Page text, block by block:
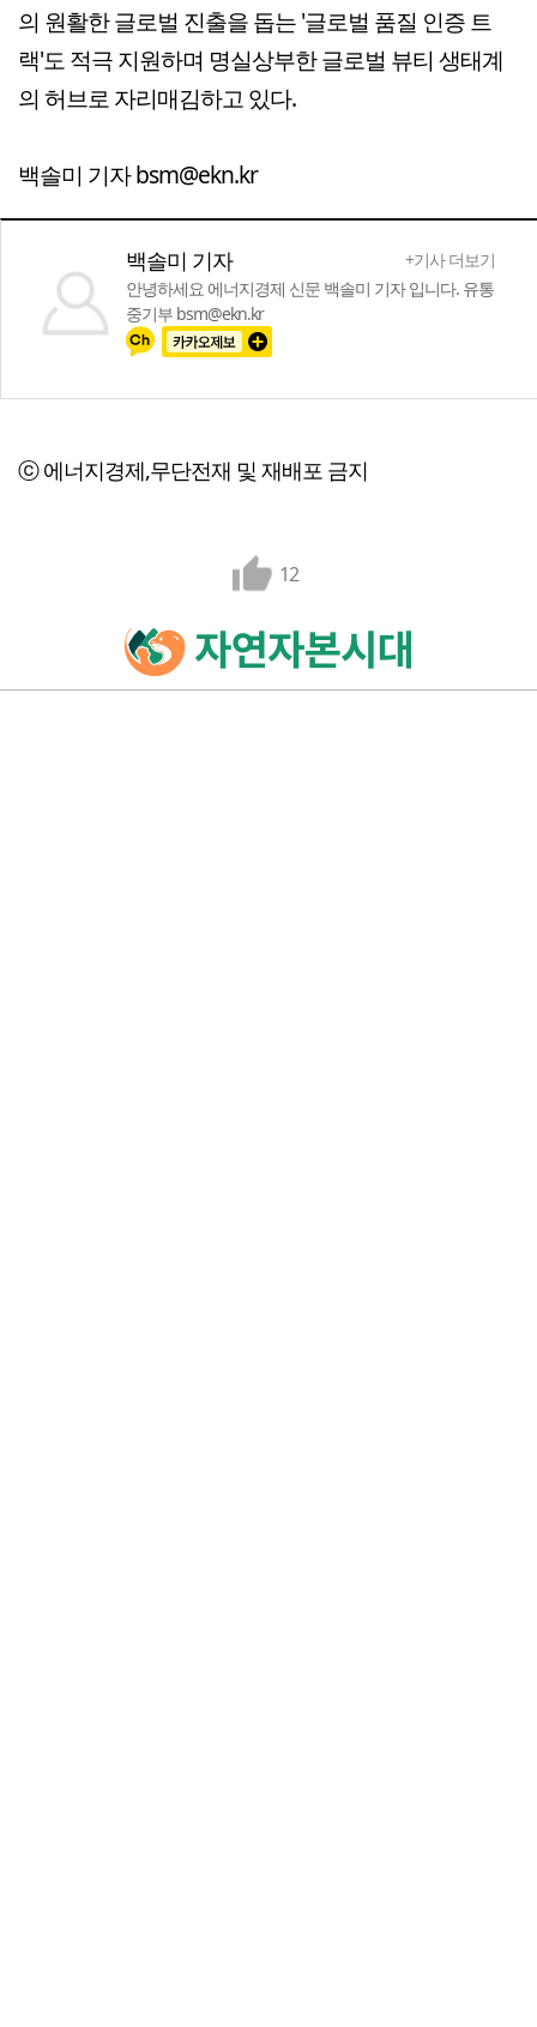
의 원활한 글로벌 진출을 돕는 '글로벌 품질 인증 트
랙'도 적극 지원하며 명실상부한 글로벌 뷰티 생태계
의 허브로 자리매김하고 있다.
백솔미 기자 bsm@ekn.kr
백솔미 기자
+기사 더보기
안녕하세요 에너지경제 신문 백솔미 기자 입니다. 유통
중기부 bsm@ekn.kr
ⓒ 에너지경제,무단전재 및 재배포 금지
12